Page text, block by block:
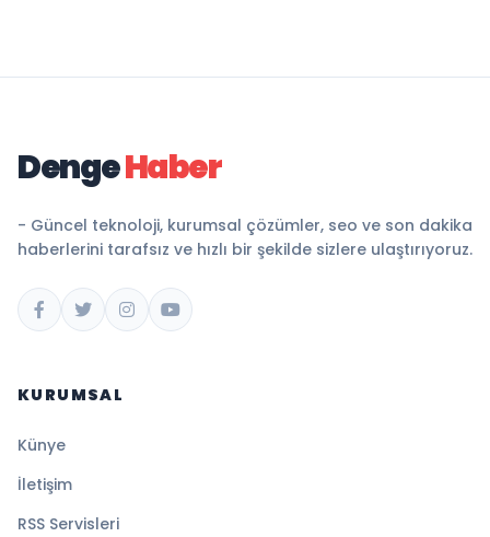
DengeHaber
- Güncel teknoloji, kurumsal çözümler, seo ve son dakika
haberlerini tarafsız ve hızlı bir şekilde sizlere ulaştırıyoruz.
KURUMSAL
Künye
İletişim
RSS Servisleri